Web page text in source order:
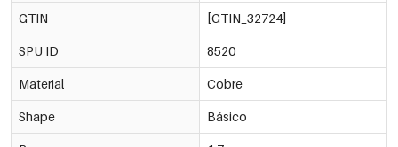
0288350-001 €2,50
Out Of Stock
0288351-001 €2,50
Out Of Stock
GTIN [GTIN_32724]
SPU ID 8520
Material Cobre
Shape Básico